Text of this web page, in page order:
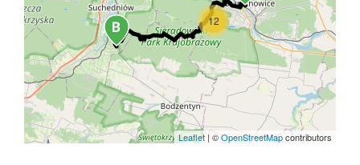
12
Leaflet | ©OpenStreetMapcontributors